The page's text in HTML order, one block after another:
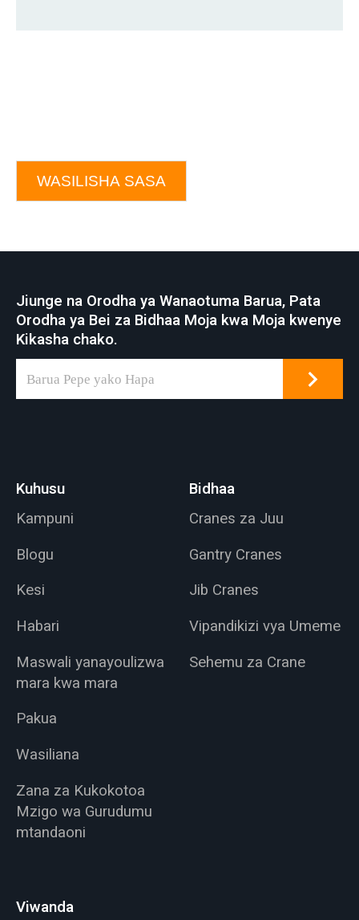
WASILISHA SASA
Jiunge na Orodha ya Wanaotuma Barua, Pata
Orodha ya Bei za Bidhaa Moja kwa Moja kwenye
Kikasha chako.
Kuhusu
Kampuni
Blogu
Kesi
Habari
Maswali yanayoulizwa
mara kwa mara
Pakua
Wasiliana
Zana za Kukokotoa
Mzigo wa Gurudumu
mtandaoni
Bidhaa
Cranes za Juu
Gantry Cranes
Jib Cranes
Vipandikizi vya Umeme
Sehemu za Crane
Viwanda